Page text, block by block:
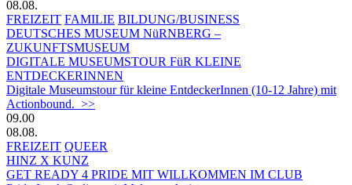
08.08.
FREIZEIT FAMILIE BILDUNG/BUSINESS
DEUTSCHES MUSEUM NüRNBERG –
ZUKUNFTSMUSEUM
DIGITALE MUSEUMSTOUR FüR KLEINE
ENTDECKERINNEN
Digitale Museumstour für kleine EntdeckerInnen (10-12 Jahre) mit
Actionbound. >>
09.00
08.08.
FREIZEIT QUEER
HINZ X KUNZ
GET READY 4 PRIDE MIT WILLKOMMEN IM CLUB